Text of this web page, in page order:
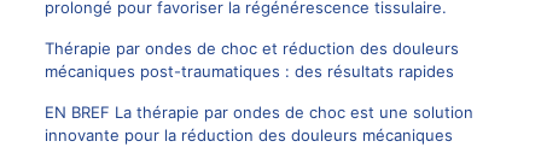
prolongé pour favoriser la régénérescence tissulaire.
Thérapie par ondes de choc et réduction des douleurs
mécaniques post-traumatiques : des résultats rapides
EN BREF La thérapie par ondes de choc est une solution
innovante pour la réduction des douleurs mécaniques